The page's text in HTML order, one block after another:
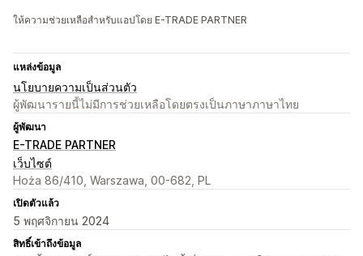
ให้ความช่วยเหลือสำหรับแอปโดย E-TRADE PARTNER
แหล่งข้อมูล
นโยบายความเป็นส่วนตัว
ผู้พัฒนารายนี้ไม่มีการช่วยเหลือโดยตรงเป็นภาษาภาษาไทย
ผู้พัฒนา
E-TRADE PARTNER
เว็บไซต์
Hoża 86/410, Warszawa, 00-682, PL
เปิดตัวแล้ว
5 พฤศจิกายน 2024
สิทธิ์เข้าถึงข้อมูล